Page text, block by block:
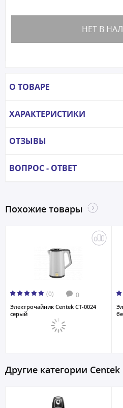
НЕТ В
О ТОВАРЕ
ХАРАКТЕРИСТИКИ
ОТЗЫВЫ
ВОПРОС - ОТВЕТ
Похожие товары
(0) 0
Электрочайник Centek CT-0024
серый
Другие категории Centek